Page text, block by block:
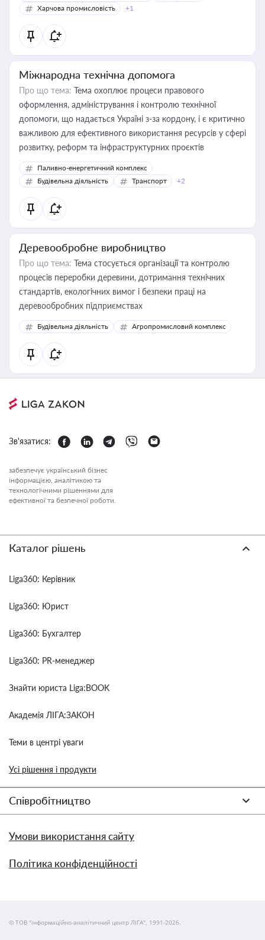
Харчова промисловість
+1
Міжнародна технічна допомога
Про що тема: Тема охоплює процеси правового
оформлення, адміністрування і контролю технічної
допомоги, що надається Україні з-за кордону, і є критично
важливою для ефективного використання ресурсів у сфері
розвитку, реформ та інфраструктурних проєктів
Паливно-енергетичний комплекс
Будівельна діяльність
Транспорт +2
Деревообробне виробництво
Про що тема: Тема стосується організації та контролю
процесів переробки деревини, дотримання технічних
стандартів, екологічних вимог і безпеки праці на
деревообробних підприємствах
Будівельна діяльність Агропромисловий комплекс
Зв'язатися:
забезпечує український бізнес
інформацією, аналітикою та
технологічними рішеннями для
ефективної та безпечної роботи.
Каталог рішень
Liga360: Керівник
Liga360: Юрист
Liga360: Бухгалтер
Liga360: PR-менеджер
Знайти юриста Liga:BOOK
Академія ЛІГА:ЗАКОН
Теми в центрі уваги
Усі рішення і продукти
Співробітництво
Умови використання сайту
Політика конфіденційності
© ТОВ "інформаційно-аналітичний центр ЛІГА", 1991-2026.